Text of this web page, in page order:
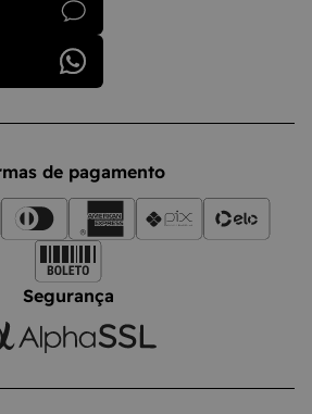
de pagamento
Segurança